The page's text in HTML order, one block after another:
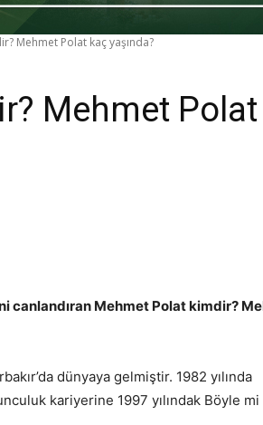
Mehmet Polat kaç yaşında?
Mehmet
canlandıran Mehmet Polat kimdir?
dünyaya gelmiştir. 1982 yılında
kariyerine 1997 yılındak Böyle mi